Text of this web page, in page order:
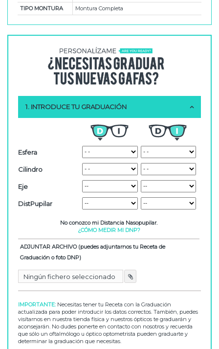
TIPO MONTURA
Montura Completa
1. INTRODUCE TU GRADUACIÓN
Esfera
Cilindro
Eje
DistPupilar
No conozco mi Distancia Nasopupilar.
¿CÓMO MEDIR MI DNP?
ADJUNTAR ARCHIVO (puedes adjuntarnos tu Receta de
Graduación o foto DNP)
Ningún fichero seleccionado 
IMPORTANTE: Necesitas tener tu Receta con la Graduación
actualizada para poder introducir los datos correctos. También, puedes
visítarnos en nuestra tienda física y nuestros ópticos te graduarán y
aconsejarán. No dudes ponerte en contacto con nosotros y recuerda
que sólo un oftalmólogo u óptico optometrista pueden graduarte y
determinar la graduación que necesitas.